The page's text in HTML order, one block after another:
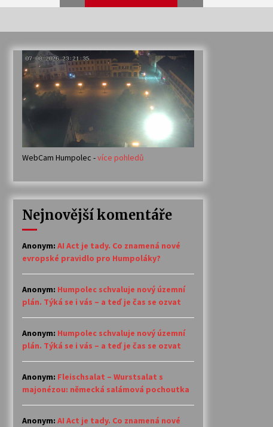
Veselí muzikanti
30. 7. 2026
Votavžatský ploty
23. 7. 2026
14. 7. 2026
30. 6. 2026
WebCam Humpolec -více pohledů
Nejnovější komentáře
Anonym: AI Act je tady. Co znamená nové
evropské pravidlo pro Humpoláky?
Anonym: Humpolec schvaluje nový územní
plán. Týká se i vás – a teď je čas se ozvat
Anonym: Humpolec schvaluje nový územní
plán. Týká se i vás – a teď je čas se ozvat
Anonym: Fleischsalat – Wurstsalat s
majonézou: německá salámová pochoutka
Anonym: AI Act je tady. Co znamená nové